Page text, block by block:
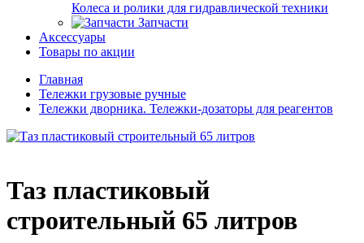
Колеса и ролики для гидравлической техники
Запчасти
Аксессуары
Товары по акции
Главная
Тележки грузовые ручные
Тележки дворника. Тележки-дозаторы для реагентов
Таз пластиковый
строительный 65 литров